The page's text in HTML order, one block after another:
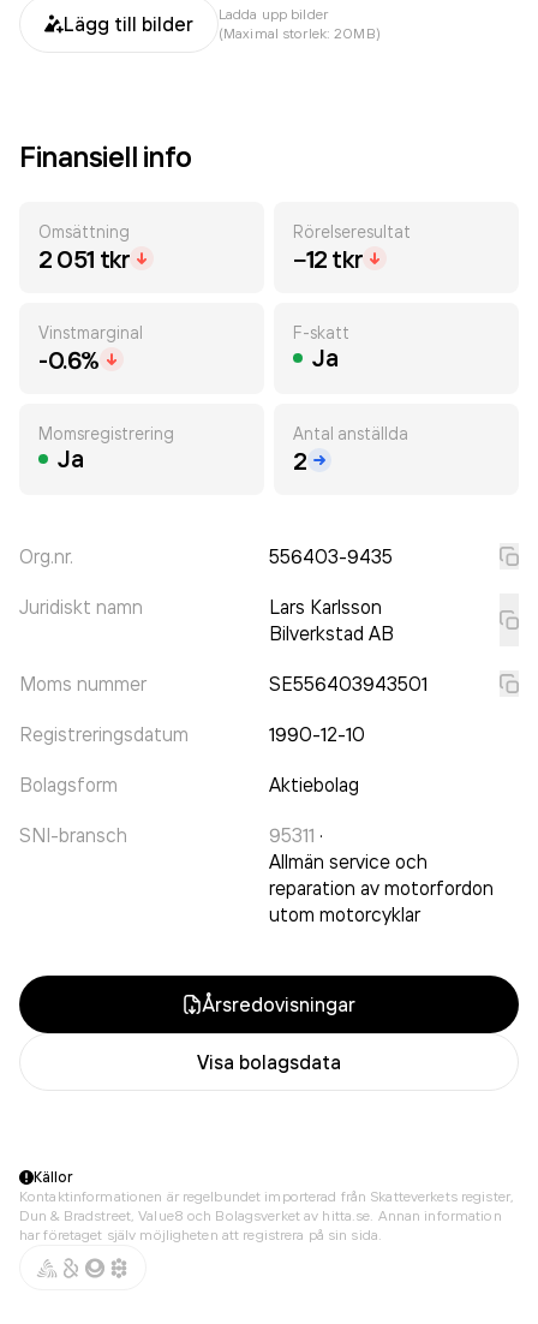
Lägg till bilder
Ladda upp bilder
(Maximal storlek: 20MB)
Finansiell info
Omsättning
2 051 tkr
Rörelseresultat
−12 tkr
Vinstmarginal
-0.6%
F-skatt
Ja
Momsregistrering
Ja
Antal anställda
2
Org.nr. 556403-9435
Juridiskt namn
Lars Karlsson
Bilverkstad AB
Moms nummer SE556403943501
Registreringsdatum 1990-12-10
Bolagsform Aktiebolag
SNI-bransch 95311 ·
Allmän service och
reparation av motorfordon
utom motorcyklar
Årsredovisningar
Visa bolagsdata
Källor
Kontaktinformationen är regelbundet importerad från Skatteverkets register,
Dun & Bradstreet, Value8 och Bolagsverket av hitta.se. Annan information
har företaget själv möjligheten att registrera på sin sida.